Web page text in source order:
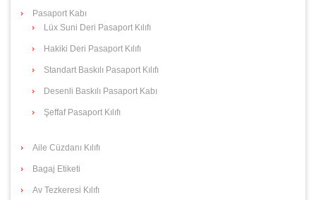
Pasaport Kabı
Lüx Suni Deri Pasaport Kılıfı
Hakiki Deri Pasaport Kılıfı
Standart Baskılı Pasaport Kılıfı
Desenli Baskılı Pasaport Kabı
Şeffaf Pasaport Kılıfı
Aile Cüzdanı Kılıfı
Bagaj Etiketi
Av Tezkeresi Kılıfı